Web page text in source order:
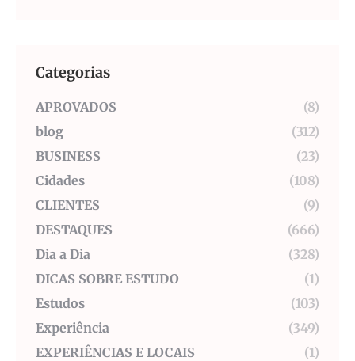
Categorias
APROVADOS
(8)
blog
(312)
BUSINESS
(23)
Cidades
(108)
CLIENTES
(9)
DESTAQUES
(666)
Dia a Dia
(328)
DICAS SOBRE ESTUDO
(1)
Estudos
(103)
Experiência
(349)
EXPERIÊNCIAS E LOCAIS
(1)